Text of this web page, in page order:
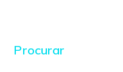
Procurar